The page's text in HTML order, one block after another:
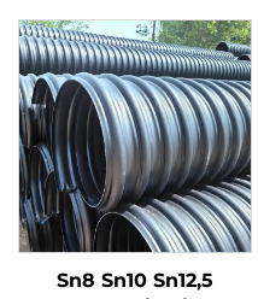
kyynärt
Sn8 Sn10 Sn12,5